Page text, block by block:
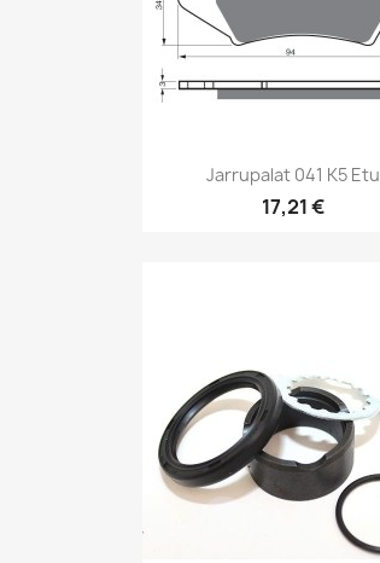
Pikakatselu
Jarrupalat 041 K5 Etu
17,21 €